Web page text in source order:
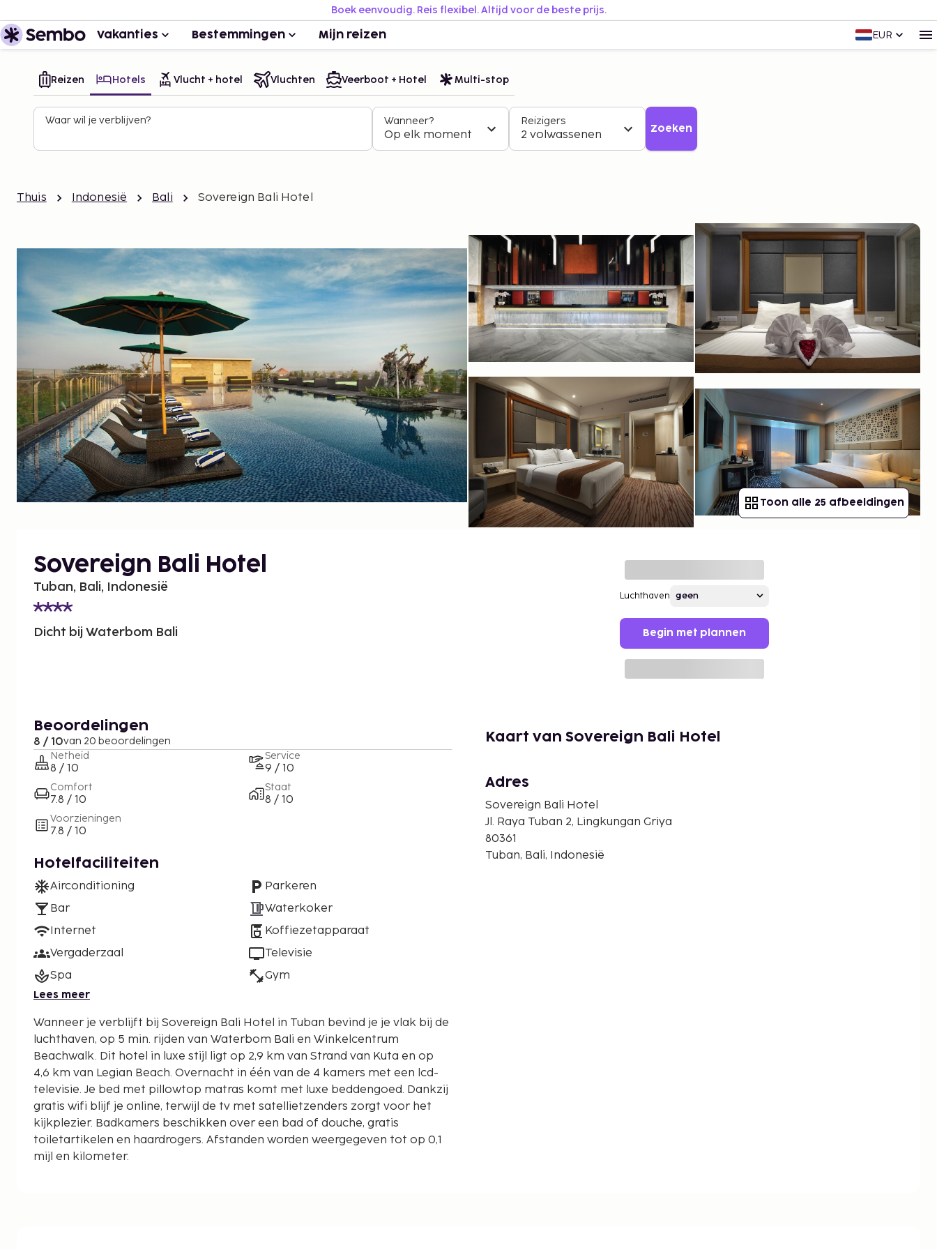
Boek eenvoudig. Reis flexibel. Altijd voor de beste prijs.
Vakanties Bestemmingen Mijn reizen EUR
Reizen Hotels Vlucht + hotel Vluchten Veerboot + Hotel Multi-stop
Waar wil je verblijven? Wanneer?
Op elk moment
Reizigers
2 volwassenen Zoeken
Thuis Indonesië Bali Sovereign Bali Hotel
Toon alle 25 afbeeldingen
Sovereign Bali Hotel
Tuban, Bali, Indonesië
Dicht bij Waterbom Bali
Luchthaven
Begin met plannen
Beoordelingen
8 / 10van 20 beoordelingen
Netheid
8 / 10
Comfort
7.8 / 10
Voorzieningen
7.8 / 10
Service
9 / 10
Staat
8 / 10
Hotelfaciliteiten
Airconditioning
Bar
Internet
Vergaderzaal
Spa
Parkeren
Waterkoker
Koffiezetapparaat
Televisie
Gym
Lees meer
Wanneer je verblijft bij Sovereign Bali Hotel in Tuban bevind je je vlak bij de
luchthaven, op 5 min. rijden van Waterbom Bali en Winkelcentrum
Beachwalk. Dit hotel in luxe stijl ligt op 2,9 km van Strand van Kuta en op
4,6 km van Legian Beach. Overnacht in één van de 4 kamers met een lcd-
televisie. Je bed met pillowtop matras komt met luxe beddengoed. Dankzij
gratis wifi blijf je online, terwijl de tv met satellietzenders zorgt voor het
kijkplezier. Badkamers beschikken over een bad of douche, gratis
toiletartikelen en haardrogers. Afstanden worden weergegeven tot op 0,1
mijl en kilometer.
Kaart van Sovereign Bali Hotel
Adres
Sovereign Bali Hotel
Jl. Raya Tuban 2, Lingkungan Griya
80361
Tuban, Bali, Indonesië